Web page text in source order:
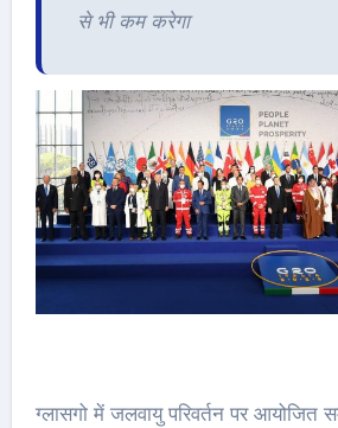
से भी कम करेगा
ग्लासगो में जलवायु परिवर्तन पर आयोजित